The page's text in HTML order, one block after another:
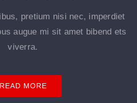
pretium nisi nec, imperdiet
augue mi sit amet bibend ets
viverra.
READ MORE